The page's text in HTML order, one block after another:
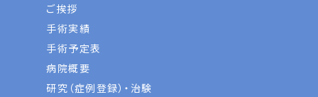
ご挨拶
手術実績
手術予定表
病院概要
研究（症例登録）・治験